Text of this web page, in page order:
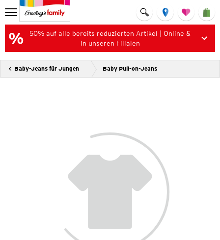
50% auf alle bereits reduzierten Artikel | Online &
in unseren Filialen
Baby-Jeans für Jungen Baby Pull-on-Jeans